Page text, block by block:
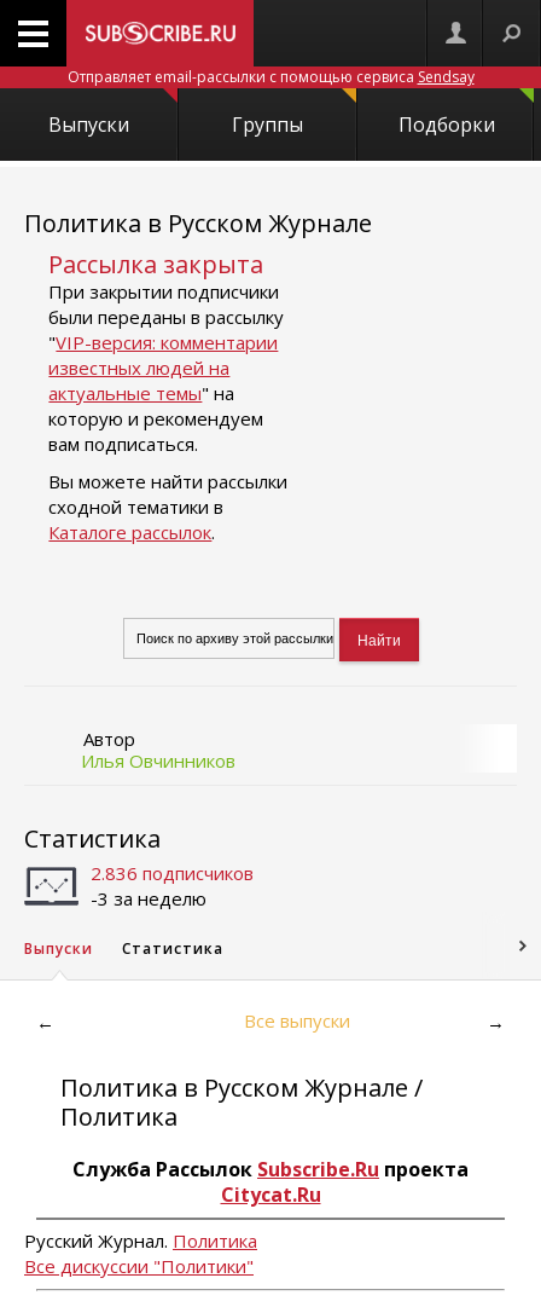
Отправляет email-рассылки с помощью сервиса Sendsay
Выпуски Группы Подборки
Политика в Русском Журнале
Рассылка закрыта
При закрытии подписчики
были переданы в рассылку
"VIP-версия: комментарии
известных людей на
актуальные темы" на
которую и рекомендуем
вам подписаться.
Вы можете найти рассылки
сходной тематики в
Каталоге рассылок.
Автор
Илья Овчинников
Статистика
2.836 подписчиков
-3 за неделю
Выпуски Статистика
← Все выпуски →
Политика в Русском Журнале /
Политика
Служба Рассылок Subscribe.Ru проекта
Citycat.Ru
Русский Журнал. Политика
Все дискуссии "Политики"